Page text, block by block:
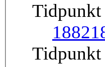
Tidpunkt
1882
Tidpunkt